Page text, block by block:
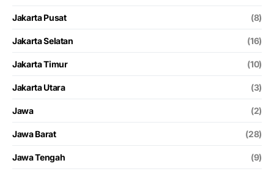
Jakarta Pusat (8)
Jakarta Selatan (16)
Jakarta Timur (10)
Jakarta Utara (3)
Jawa (2)
Jawa Barat (28)
Jawa Tengah (9)